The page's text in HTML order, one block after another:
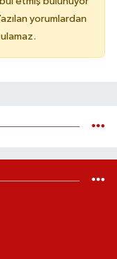
yorumlardan